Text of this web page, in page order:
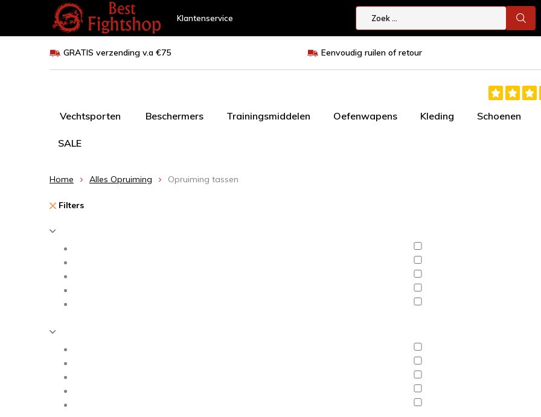
Klantenservice
GRATIS verzending v.a €75 Eenvoudig ruilen of retour
Vechtsporten Beschermers Trainingsmiddelen Oefenwapens Kleding Schoenen
SALE
Home Alles Opruiming Opruiming tassen
Filters